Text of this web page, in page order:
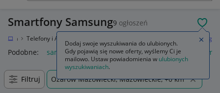
Smartfony Samsung9 ogłoszeń
Telefony i Akcesoria Samsung
Podobne: samsung s25 samsung s26 samsung s24
Filtruj Ożarów Mazowiecki, Mazowieckie, +0 km
Dodaj swoje wyszukiwania do ulubionych.
Gdy pojawią się nowe oferty, wyślemy Ci je
mailowo. Ustaw powiadomienia w ulubionych
wyszukiwaniach.